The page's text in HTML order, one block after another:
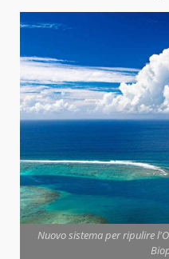
Nuovo sistema per ripulire